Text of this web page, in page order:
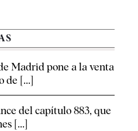
Madrid pone a la venta
de [...]
del capítulo 883, que
[...]